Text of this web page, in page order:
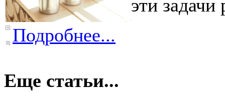
эти задачи
Подробнее...
Еще статьи...